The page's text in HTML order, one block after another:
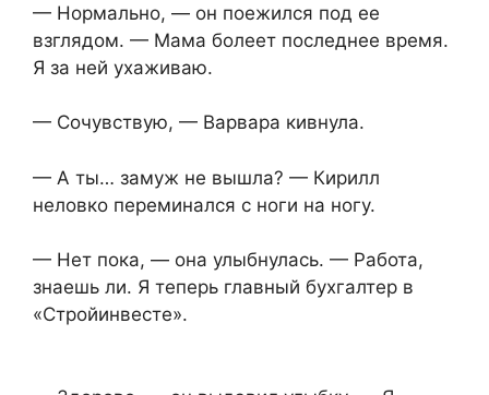
— Нормально, — он поежился под ее
взглядом. — Мама болеет последнее время.
Я за ней ухаживаю.
— Сочувствую, — Варвара кивнула.
— А ты… замуж не вышла? — Кирилл
неловко переминался с ноги на ногу.
— Нет пока, — она улыбнулась. — Работа,
знаешь ли. Я теперь главный бухгалтер в
«Стройинвесте».